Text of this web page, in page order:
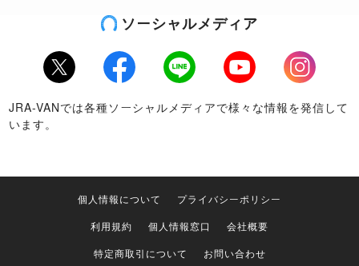
ソーシャルメディア
Twitter Facebook LINE Youtube
Instagram
JRA-VANでは各種ソーシャルメディアで様々な情報を発信して
います。
個人情報について
プライバシーポリシー
利用規約
個人情報窓口
会社概要
特定商取引について
お問い合わせ